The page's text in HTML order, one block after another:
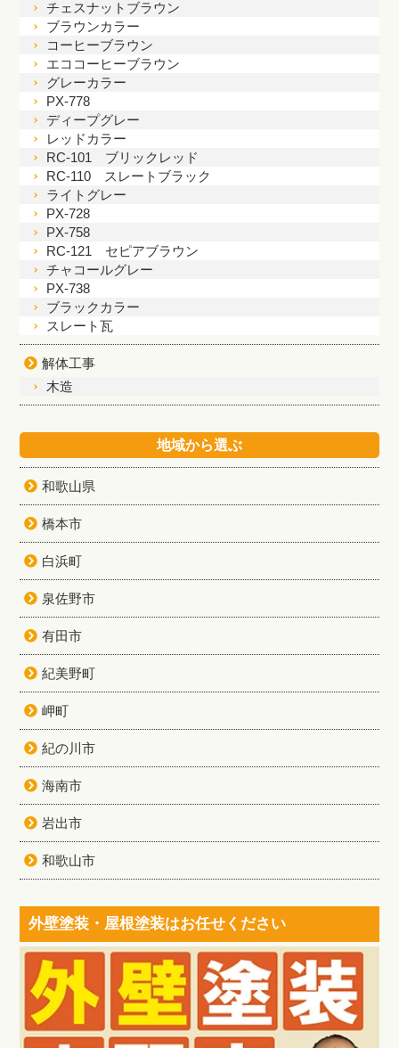
チェスナットブラウン
ブラウンカラー
コーヒーブラウン
エココーヒーブラウン
グレーカラー
PX-778
ディープグレー
レッドカラー
RC-101 ブリックレッド
RC-110 スレートブラック
ライトグレー
PX-728
PX-758
RC-121 セピアブラウン
チャコールグレー
PX-738
ブラックカラー
スレート瓦
解体工事
木造
地域から選ぶ
和歌山県
橋本市
白浜町
泉佐野市
有田市
紀美野町
岬町
紀の川市
海南市
岩出市
和歌山市
外壁塗装・屋根塗装はお任せください